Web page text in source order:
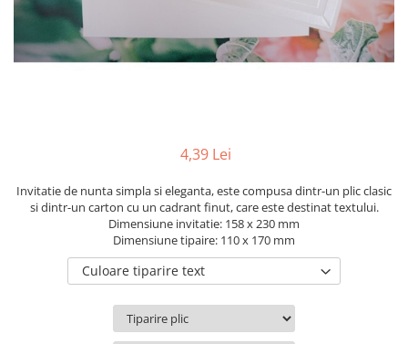
Pachete marturii
Pungi si cutii prajituri
Sticle si borcane
Cutii flori de hartie
Cutii flori de sapun
Cutii flori mixte
2020 Craciun si Anul Nou
2021 Crăciun
2023 Crăciun
Toamna și Halloween
4,39 Lei
Invitatie de nunta simpla si eleganta, este compusa dintr-un plic clasic
si dintr-un carton cu un cadrant finut, care este destinat textului.
Dimensiune invitatie: 158 x 230 mm
Dimensiune tipaire: 110 x 170 mm
Culoare tiparire text